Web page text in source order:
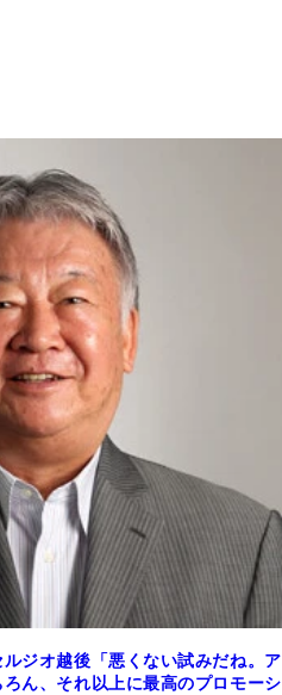
ジオ越後「悪くない試みだね。ア
ん、それ以上に最高のプロモーシ